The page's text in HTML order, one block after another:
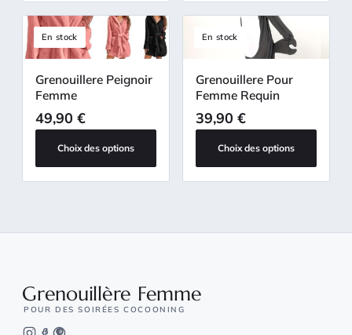
En stock
Grenouillere Peignoir
Femme
49,90 €
Choix des options
En stock
Grenouillere Pour
Femme Requin
39,90 €
Choix des options
Grenouillère Femme
POUR DES SOIRÉES COCOONING